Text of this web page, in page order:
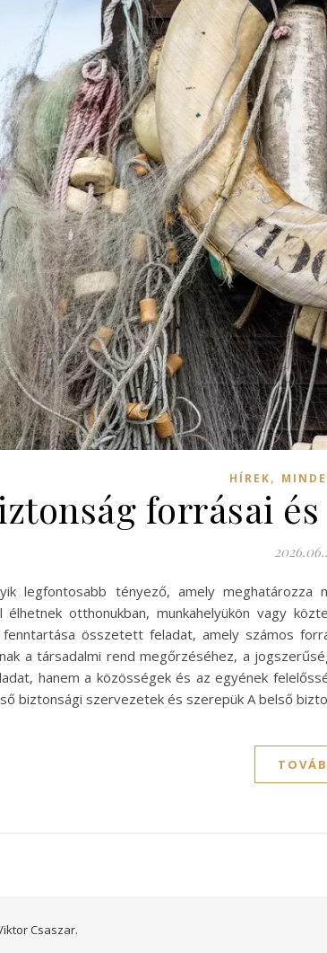
HÍREK,
forrásai
legfontosabb tényező, amely meghatározza
élhetnek otthonukban, munkahelyükön vagy
összetett feladat, amely számos
a társadalmi rend megőrzéséhez, a
hanem a közösségek és az egyének
biztonsági szervezetek és szerepük A belső
Csaszar.